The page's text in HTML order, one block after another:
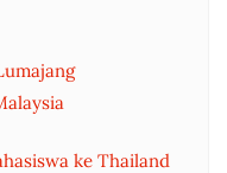
ke Thailand